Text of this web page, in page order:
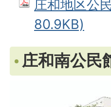
庄和地区公
80.9KB)
庄和南公民